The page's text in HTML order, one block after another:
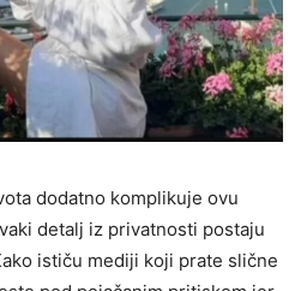
dodatno komplikuje ovu
detalj iz privatnosti postaju
ističu mediji koji prate slične